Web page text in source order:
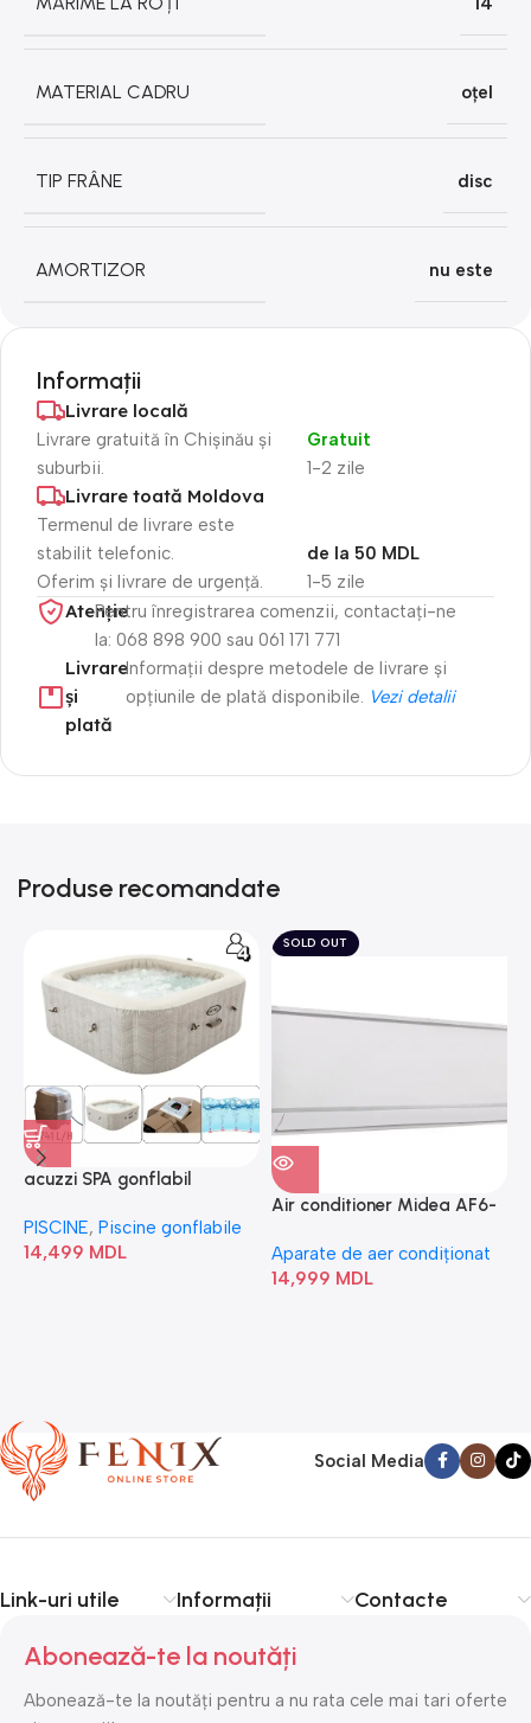
MATERIAL CADRU oțel
TIP FRÂNE disc
AMORTIZOR nu este
Informații
Livrare locală
Livrare gratuită în Chișinău și
suburbii.
1-2 zile
Gratuit
Livrare toată Moldova
Termenul de livrare este
stabilit telefonic.
Oferim și livrare de urgență.
1-5 zile
de la 50 MDL
Atenție​Pentru înregistrarea comenzii, contactați-ne
la: 068 898 900 sau 061 171 771
Livrare
și
plată
Informații despre metodele de livrare și
opțiunile de plată disponibile. Vezi detalii
Produse recomandate
acuzzi SPA gonflabil
Bubble” 28446
PISCINE, Piscine gonflabile
14,499 MDL
SOLD OUT
Air conditioner Midea AF6-
Aparate de aer condiționat
14,999 MDL
Social Media
Link-uri utile Informații Contacte
Abonează-te la noutăți
Abonează-te la noutăți pentru a nu rata cele mai tari oferte